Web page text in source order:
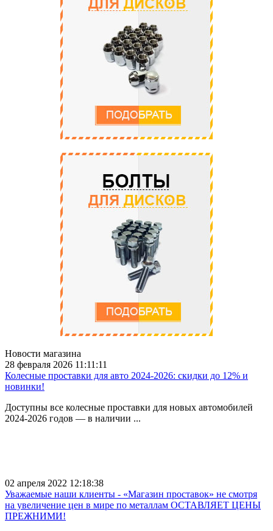
Новости магазина
28 февраля 2026 11:11:11
Колесные проставки для авто 2024-2026: скидки до 12% и
новинки!
Доступны все колесные проставки для новых автомобилей
2024-2026 годов — в наличии ...
02 апреля 2022 12:18:38
Уважаемые наши клиенты - «Магазин проставок» не смотря
на увеличение цен в мире по металлам ОСТАВЛЯЕТ ЦЕНЫ
ПРЕЖНИМИ!